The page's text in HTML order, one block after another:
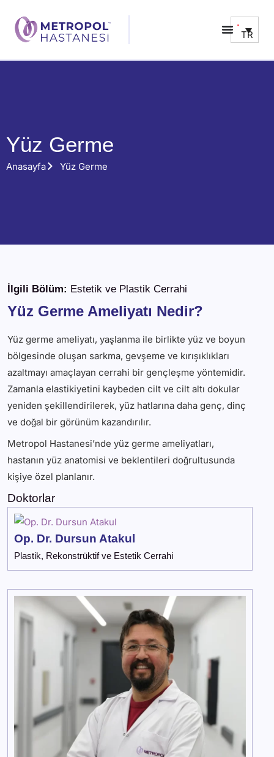
TR
Yüz Germe
Anasayfa Yüz Germe
İlgili Bölüm: Estetik ve Plastik Cerrahi
Yüz Germe Ameliyatı Nedir?
Yüz germe ameliyatı, yaşlanma ile birlikte yüz ve boyun
bölgesinde oluşan sarkma, gevşeme ve kırışıklıkları
azaltmayı amaçlayan cerrahi bir gençleşme yöntemidir.
Zamanla elastikiyetini kaybeden cilt ve cilt altı dokular
yeniden şekillendirilerek, yüz hatlarına daha genç, dinç
ve doğal bir görünüm kazandırılır.
Metropol Hastanesi’nde yüz germe ameliyatları,
hastanın yüz anatomisi ve beklentileri doğrultusunda
kişiye özel planlanır.
Doktorlar
Op. Dr. Dursun Atakul
Plastik, Rekonstrüktif ve Estetik Cerrahi